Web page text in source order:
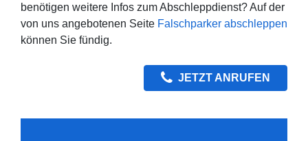
benötigen weitere Infos zum Abschleppdienst? Auf der
von uns angebotenen Seite Falschparker abschleppen
können Sie fündig.
JETZT ANRUFEN